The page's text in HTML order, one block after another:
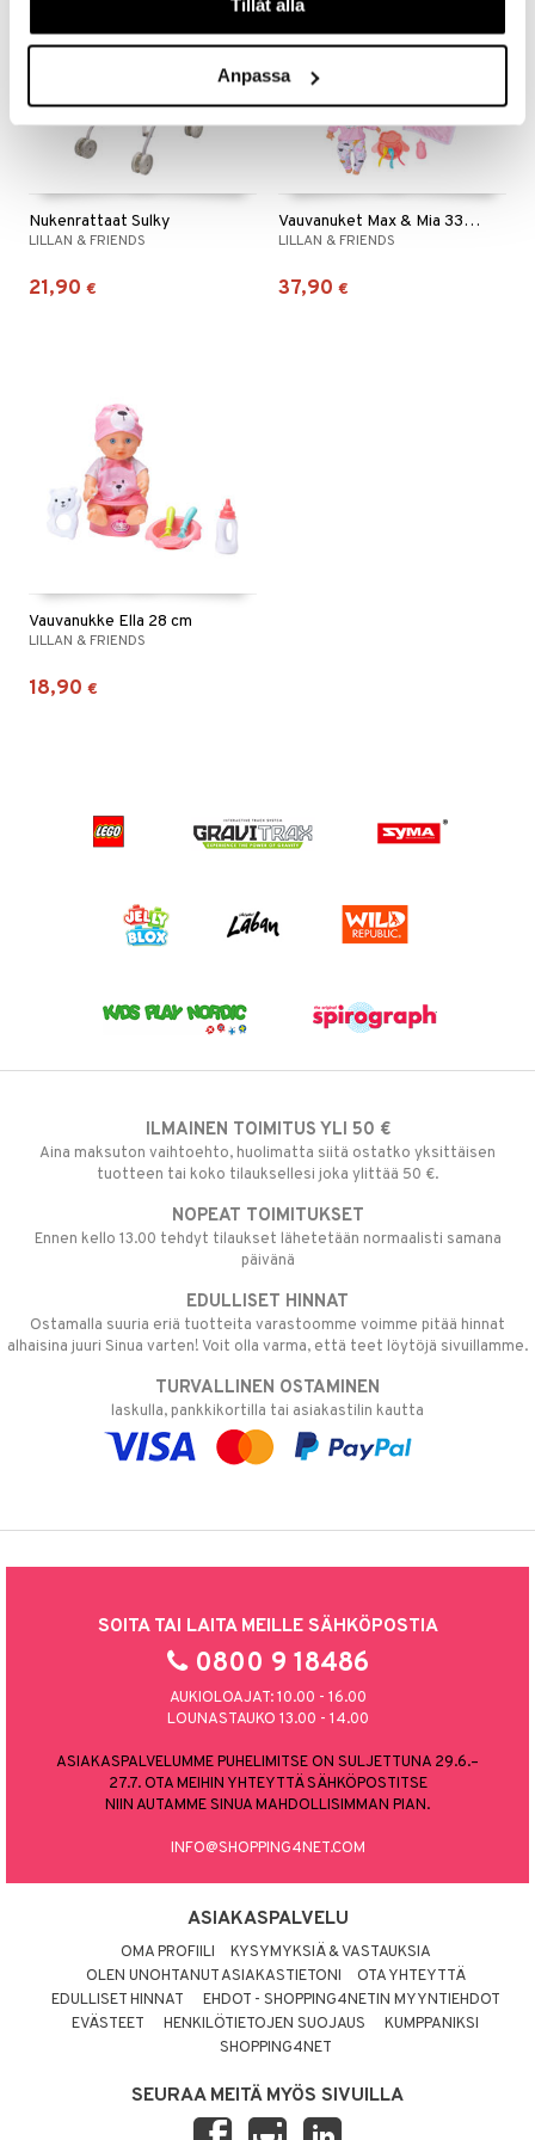
Tillåt alla
Anpassa
Nukenrattaat Sulky
LILLAN & FRIENDS
21,90 €
Vauvanuket Max & Mia 33 cm
LILLAN & FRIENDS
37,90 €
Vauvanukke Ella 28 cm
LILLAN & FRIENDS
18,90 €
ILMAINEN TOIMITUS YLI 50 €
Aina maksuton vaihtoehto, huolimatta siitä ostatko yksittäisen
tuotteen tai koko tilauksellesi joka ylittää 50 €.
NOPEAT TOIMITUKSET
Ennen kello 13.00 tehdyt tilaukset lähetetään normaalisti samana
päivänä
EDULLISET HINNAT
Ostamalla suuria eriä tuotteita varastoomme voimme pitää hinnat
alhaisina juuri Sinua varten! Voit olla varma, että teet löytöjä sivuillamme.
TURVALLINEN OSTAMINEN
laskulla, pankkikortilla tai asiakastilin kautta
SOITA TAI LAITA MEILLE SÄHKÖPOSTIA
0800 9 18486
AUKIOLOAJAT: 10.00 - 16.00
LOUNASTAUKO 13.00 - 14.00
ASIAKASPALVELUMME PUHELIMITSE ON SULJETTUNA 29.6.–
27.7. OTA MEIHIN YHTEYTTÄ SÄHKÖPOSTITSE
NIIN AUTAMME SINUA MAHDOLLISIMMAN PIAN.
INFO@SHOPPING4NET.COM
ASIAKASPALVELU
OMA PROFIILI
KYSYMYKSIÄ & VASTAUKSIA
OLEN UNOHTANUT ASIAKASTIETONI
OTA YHTEYTTÄ
EDULLISET HINNAT
EHDOT - SHOPPING4NETIN MYYNTIEHDOT
EVÄSTEET
HENKILÖTIETOJEN SUOJAUS
KUMPPANIKSI
SHOPPING4NET
SEURAA MEITÄ MYÖS SIVUILLA